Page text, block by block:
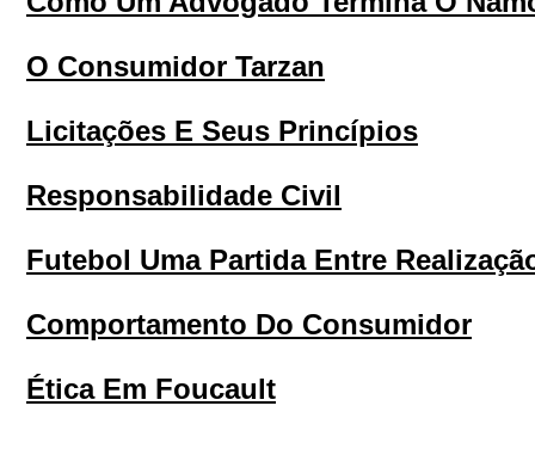
O Consumidor Tarzan
Licitações E Seus Princípios
Responsabilidade Civil
Futebol Uma Partida Entre
Comportamento Do Consumidor
Ética Em Foucault